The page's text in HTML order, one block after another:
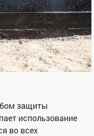
защиты
использование
во всех